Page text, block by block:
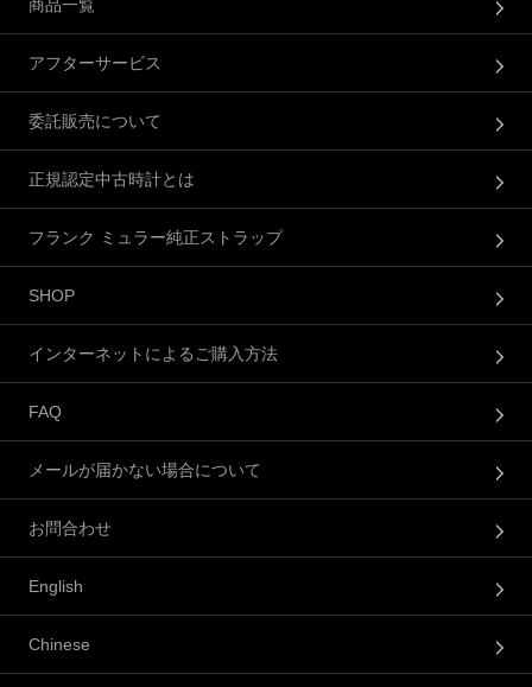
商品一覧
アフターサービス
委託販売について
正規認定中古時計とは
フランク ミュラー純正ストラップ
SHOP
インターネットによるご購入方法
FAQ
メールが届かない場合について
お問合わせ
English
Chinese